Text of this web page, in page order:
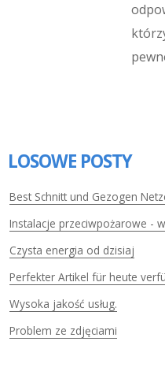
LOSOWE POSTY
Best Schnitt und Gezogen
Instalacje przeciwpożarowe -
Czysta energia od dzisiaj
Perfekter Artikel für heute
Wysoka jakość usług.
Problem ze zdjęciami